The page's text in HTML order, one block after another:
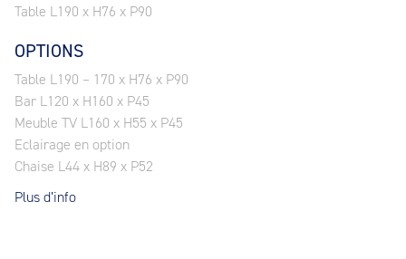
Table L190 x H76 x P90
OPTIONS
Table L190 – 170 x H76 x P90
Bar L120 x H160 x P45
Meuble TV L160 x H55 x P45
Eclairage en option
Chaise L44 x H89 x P52
Plus d’info